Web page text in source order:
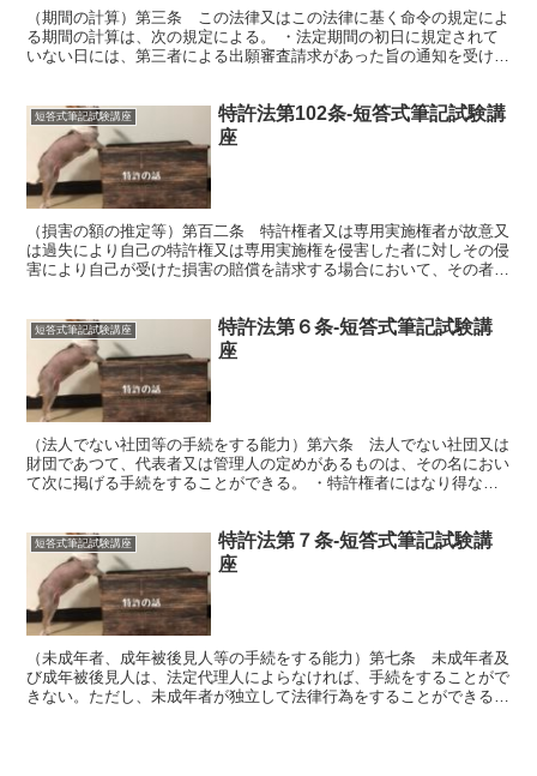
（期間の計算）第三条 この法律又はこの法律に基く命令の規定によ
る期間の計算は、次の規定による。 ・法定期間の初日に規定されて
いない日には、第三者による出願審査請求があった旨の通知を受けた
短答式筆記試験講座
特許法第102条-短答式筆記試験講
座
（損害の額の推定等）第百二条 特許権者又は専用実施権者が故意又
は過失により自己の特許権又は専用実施権を侵害した者に対しその侵
害により自己が受けた損害の賠償を請求する場合において、その者が
短答式筆記試験講座
特許法第６条-短答式筆記試験講
座
（法人でない社団等の手続をする能力）第六条 法人でない社団又は
財団であつて、代表者又は管理人の定めがあるものは、その名におい
て次に掲げる手続をすることができる。 ・特許権者にはなり得ない
短答式筆記試験講座
特許法第７条-短答式筆記試験講
座
（未成年者、成年被後見人等の手続をする能力）第七条 未成年者及
び成年被後見人は、法定代理人によらなければ、手続をすることがで
きない。ただし、未成年者が独立して法律行為をすることができると